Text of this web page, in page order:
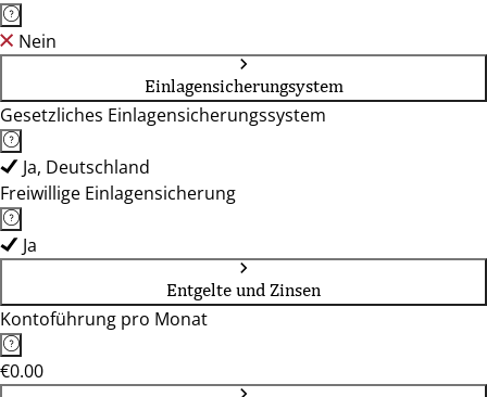
Nein
Einlagensicherungsystem
Gesetzliches Einlagensicherungssystem
Ja, Deutschland
Freiwillige Einlagensicherung
Ja
Entgelte und Zinsen
Kontoführung pro Monat
€0.00